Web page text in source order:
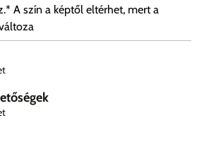
A szín a képtől eltérhet, mert a